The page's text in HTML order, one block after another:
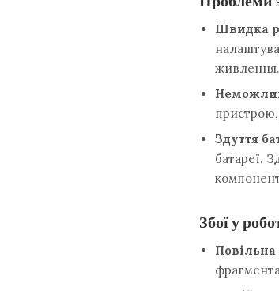
Швидка
живлення.
пристрою,
Здуття
батареї.
Збої у
Повільна